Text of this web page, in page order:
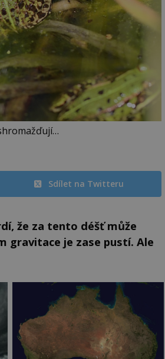
Sdílet na Twitteru
že za tento déšť může
gravitace je zase pustí. Ale